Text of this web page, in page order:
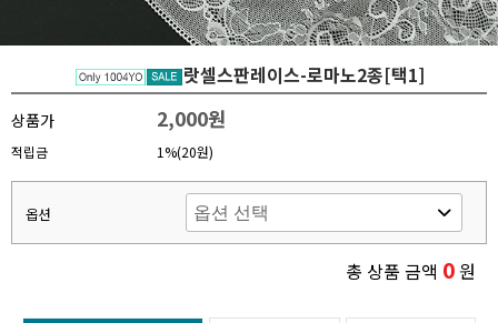
랏셀스판레이스-로마노2종[택1]
상품가 2,000원
적립금 1%(20원)
옵션
총 상품 금액 0원